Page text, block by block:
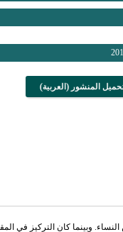
المنشور (العربية)
إلى داعش هم من النساء. وبينما كان